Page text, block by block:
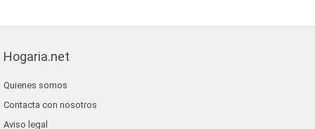
Hogaria.net
Quienes somos
Contacta con nosotros
Aviso legal